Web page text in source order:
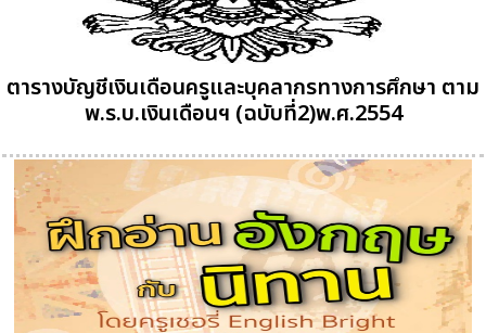
ตารางบัญชีเงินเดือนครูและบุคลากรทางการศึกษา ตาม
พ.ร.บ.เงินเดือนฯ (ฉบับที่2)พ.ศ.2554